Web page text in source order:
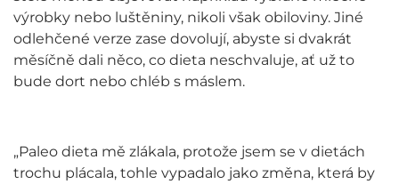
výrobky nebo luštěniny, nikoli však obiloviny. Jiné
odlehčené verze zase dovolují, abyste si dvakrát
měsíčně dali něco, co dieta neschvaluje, ať už to
bude dort nebo chléb s máslem.
„Paleo dieta mě zlákala, protože jsem se v dietách
trochu plácala, tohle vypadalo jako změna, která by